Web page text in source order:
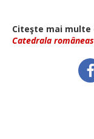
Citeşte mai multe
Catedrala